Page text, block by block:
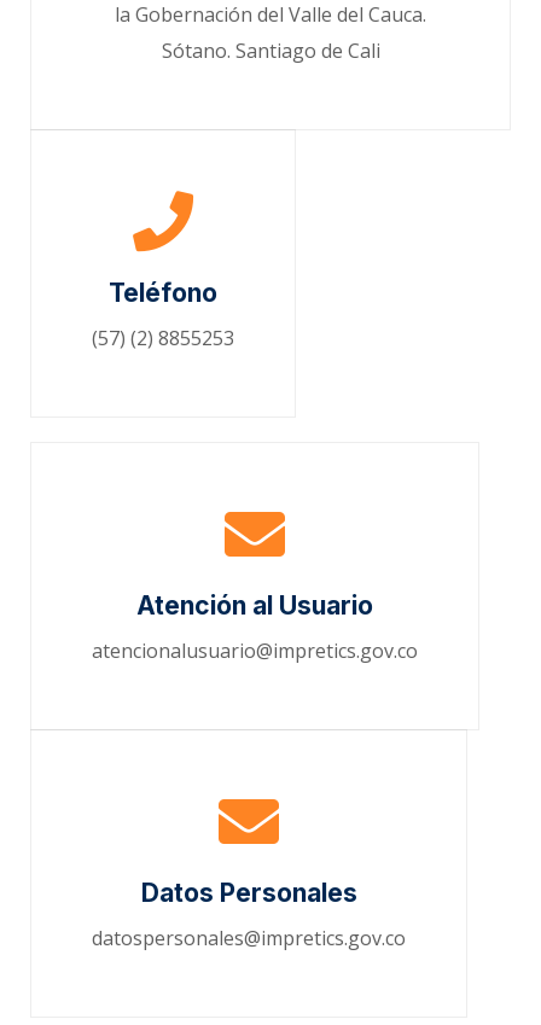
la Gobernación del Valle del Cauca.
Sótano. Santiago de Cali
Teléfono
(57) (2) 8855253
Atención al Usuario
atencionalusuario@impretics.gov.co
Datos Personales
datospersonales@impretics.gov.co